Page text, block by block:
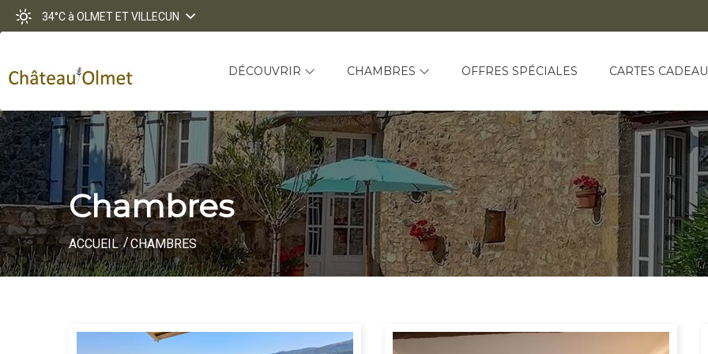
34°Cà OLMET ET VILLECUN
DÉCOUVRIR CHAMBRES OFFRES SPÉCIALES CARTES
Chambres
ACCUEIL CHAMBRES